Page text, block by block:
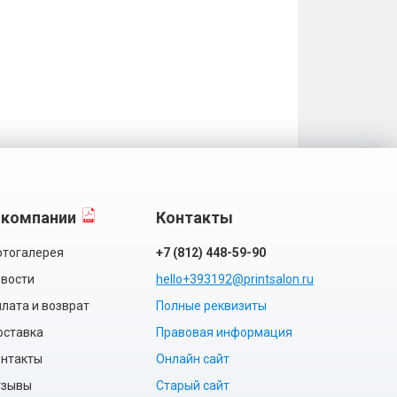
и возврат
Контакты
+7 (812) 448-59-90
hello+393192@printsalon.ru
Полные реквизиты
Правовая информация
Онлайн сайт
Старый сайт